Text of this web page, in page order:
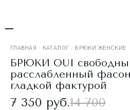
ГЛАВНАЯ · КАТАЛОГ · БРЮКИ ЖЕНСКИЕ
БРЮКИ OUI
расслабленный
гладкой фактурой
7 350 руб.14 700